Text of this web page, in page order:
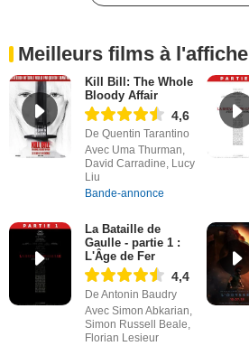
Meilleurs films à l'affiche
Kill Bill: The Whole
Bloody Affair
4,6
De Quentin Tarantino
Avec Uma Thurman,
David Carradine, Lucy
Liu
Bande-annonce
La Bataille de
Gaulle - partie 1 :
L'Âge de Fer
4,4
De Antonin Baudry
Avec Simon Abkarian,
Simon Russell Beale,
Florian Lesieur